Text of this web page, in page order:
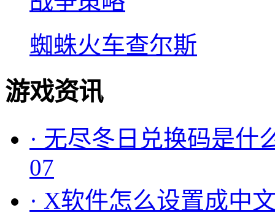
蜘蛛火车查尔斯
游戏资讯
· 无尽冬日兑换码是什
07
· X软件怎么设置成中